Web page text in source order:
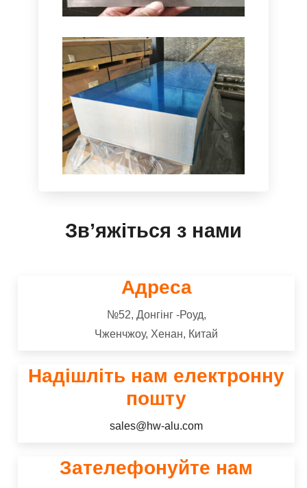
електрохімічний процес за
окреслює виготовлення кроків, і
порівнює анодування з іншими
методами обробки.
Перфорований
Алюмінієвий Лист
Перфорований алюмінієвий лист -
це тип металевого листа, який
виготовляв із малюнком невеликих
отворів або перфорацій у всьому
матеріалі.
корозії, Відмінна зварюваність,
середня сила.
Зв’яжіться з нами
Адреса
№52, Донгінг -Роуд,
Чженчжоу, Хенан, Китай
Надішліть нам електронну
пошту
sales@hw-alu.com
Зателефонуйте нам